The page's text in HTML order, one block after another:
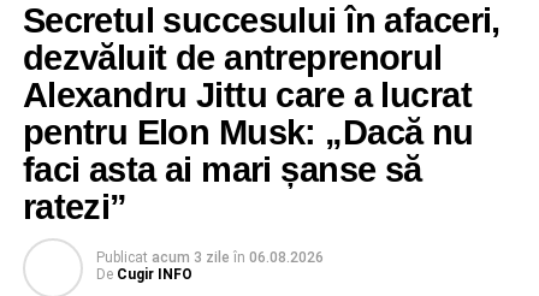
Secretul succesului în afaceri,
dezvăluit de antreprenorul
Alexandru Jittu care a lucrat
pentru Elon Musk: „Dacă nu
faci asta ai mari șanse să
ratezi”
Publicat acum 3 zile în 06.08.2026
De Cugir INFO